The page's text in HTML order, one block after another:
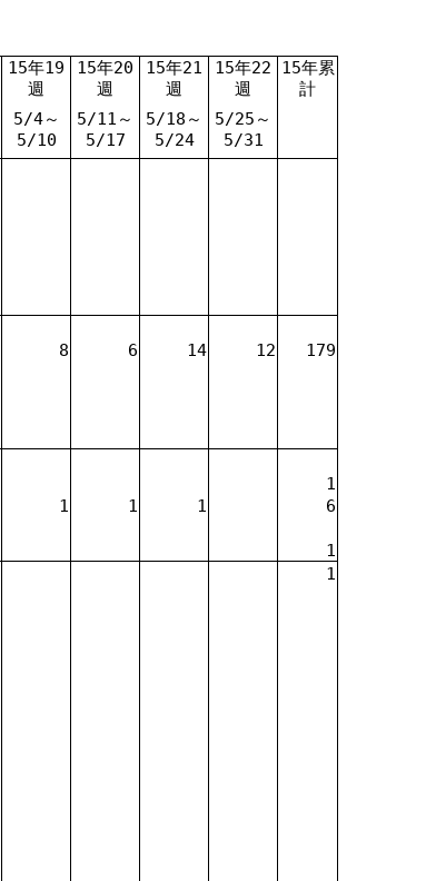
15年19
週
15年20
週
15年21
週
15年22
週
15年累
計
5/4～
5/10
5/11～
5/17
5/18～
5/24
5/25～
5/31
8 6 14 12
179
1
1 1 1
6
1
1